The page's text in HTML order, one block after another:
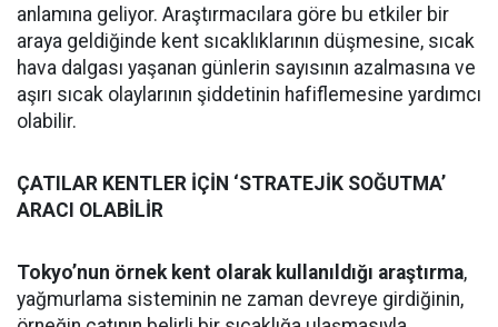
anlamına geliyor. Araştırmacılara göre bu etkiler bir
araya geldiğinde kent sıcaklıklarının düşmesine, sıcak
hava dalgası yaşanan günlerin sayısının azalmasına ve
aşırı sıcak olaylarının şiddetinin hafiflemesine yardımcı
olabilir.
ÇATILAR KENTLER İÇİN ‘STRATEJİK SOĞUTMA’
ARACI OLABİLİR
Tokyo’nun örnek kent olarak kullanıldığı araştırma,
yağmurlama sisteminin ne zaman devreye girdiğinin,